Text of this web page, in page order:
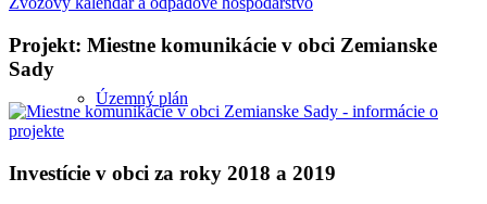
Územný plán
Projekt: Miestne komunikácie v obci Zemianske
Sady
Investície v obci za roky 2018 a 2019